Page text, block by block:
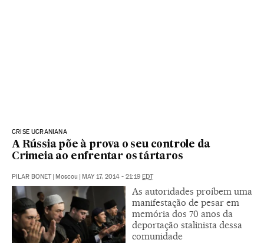
CRISE UCRANIANA
A Rússia põe à prova o seu controle da
Crimeia ao enfrentar os tártaros
PILAR BONET Moscou MAY 17, 2014 - 21:19 EDT
As autoridades proíbem uma
manifestação de pesar em
memória dos 70 anos da
deportação stalinista dessa
comunidade